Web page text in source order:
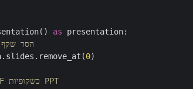
as presentation:
# הסר
0)
# הוסף דפי PDF כשקופיות PPT